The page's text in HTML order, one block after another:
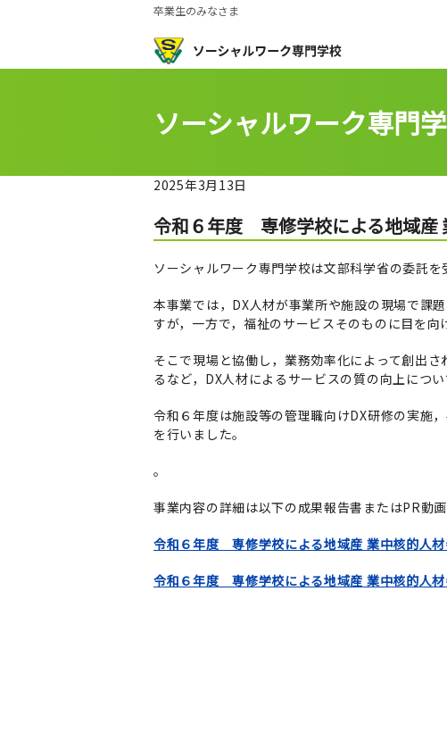
卒業生のみなさま
ソーシャルワーク専門
2025年3月13日
令和６年度 専修学校による地域
ソーシャルワーク専門学校は文部科学省の委託
本事業では，DX人材が事業所や施設の現場で課
すが，一方で，福祉のサービスそのものに目を向
そこで現場と協働し，業務効率化によって創出
るなど，DX人材によるサービスの質の向上につ
令和６年度は施設等の管理職向けDX研修の実施
を行いました。
。
事業内容の詳細は以下の成果報告書またはPR動画
令和６年度 専修学校による地域産 業中核的人
令和６年度 専修学校による地域産 業中核的人